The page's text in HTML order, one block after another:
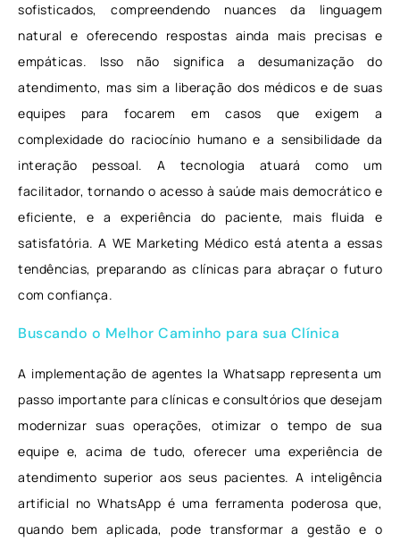
sofisticados, compreendendo nuances da linguagem
natural e oferecendo respostas ainda mais precisas e
empáticas. Isso não significa a desumanização do
atendimento, mas sim a liberação dos médicos e de suas
equipes para focarem em casos que exigem a
complexidade do raciocínio humano e a sensibilidade da
interação pessoal. A tecnologia atuará como um
facilitador, tornando o acesso à saúde mais democrático e
eficiente, e a experiência do paciente, mais fluida e
satisfatória. A WE Marketing Médico está atenta a essas
tendências, preparando as clínicas para abraçar o futuro
com confiança.
Buscando o Melhor Caminho para sua Clínica
A implementação de agentes Ia Whatsapp representa um
passo importante para clínicas e consultórios que desejam
modernizar suas operações, otimizar o tempo de sua
equipe e, acima de tudo, oferecer uma experiência de
atendimento superior aos seus pacientes. A inteligência
artificial no WhatsApp é uma ferramenta poderosa que,
quando bem aplicada, pode transformar a gestão e o